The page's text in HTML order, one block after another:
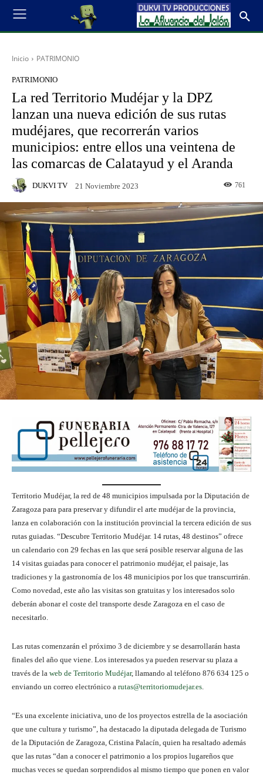
Inicio PATRIMONIO
PATRIMONIO
La red Territorio Mudéjar y la DPZ
lanzan una nueva edición de sus rutas
mudéjares, que recorrerán varios
municipios: entre ellos una veintena de
las comarcas de Calatayud y el Aranda
DUKVI TV 21 Noviembre 2023 761
Territorio Mudéjar, la red de 48 municipios impulsada por la Diputación de
Zaragoza para para preservar y difundir el arte mudéjar de la provincia,
lanza en colaboración con la institución provincial la tercera edición de sus
rutas guiadas. “Descubre Territorio Mudéjar. 14 rutas, 48 destinos” ofrece
un calendario con 29 fechas en las que será posible reservar alguna de las
14 visitas guiadas para conocer el patrimonio mudéjar, el paisaje, las
tradiciones y la gastronomía de los 48 municipios por los que transcurrirán.
Como novedad, este año las visitas son gratuitas y los interesados solo
deberán abonar el coste del transporte desde Zaragoza en el caso de
necesitarlo.
Las rutas comenzarán el próximo 3 de diciembre y se desarrollarán hasta
finales del año que viene. Los interesados ya pueden reservar su plaza a
través de la web de Territorio Mudéjar, llamando al teléfono 876 634 125 o
enviando un correo electrónico a rutas@territoriomudejar.es.
“Es una excelente iniciativa, uno de los proyectos estrella de la asociación
que une cultura y turismo”, ha destacado la diputada delegada de Turismo
de la Diputación de Zaragoza, Cristina Palacín, quien ha resaltado además
que las rutas “dan a conocer el patrimonio a los propios lugareños que
muchas veces se quedan sorprendidos al mismo tiempo que ponen en valor